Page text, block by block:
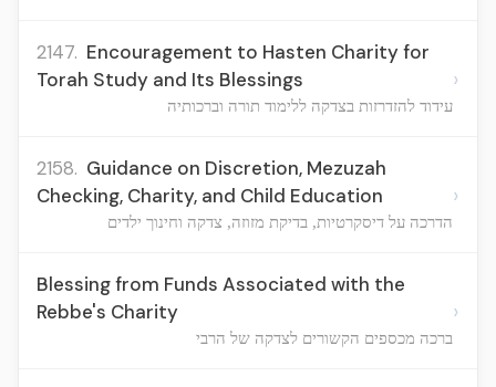
2147. Encouragement to Hasten Charity for
Torah Study and Its Blessings
עידוד להזדרזות בצדקה ללימוד תורה וברכותיה
›
2158. Guidance on Discretion, Mezuzah
Checking, Charity, and Child Education
הדרכה על דיסקרטיות, בדיקת מזוזה, צדקה וחינוך ילדים
›
Blessing from Funds Associated with the
Rebbe's Charity
ברכה מכספים הקשורים לצדקה של הרבי
›